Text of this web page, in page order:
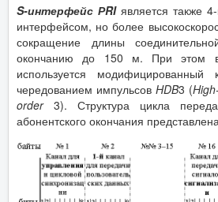
S-интерфейс РRIявляется также
интерфейсом, но более
сокращение длины
окончанию до 150 м. При этом в
используется модифицированный
чередованием импульсов HDB3 (High-
order3). Структура цикла
абонентского окончания